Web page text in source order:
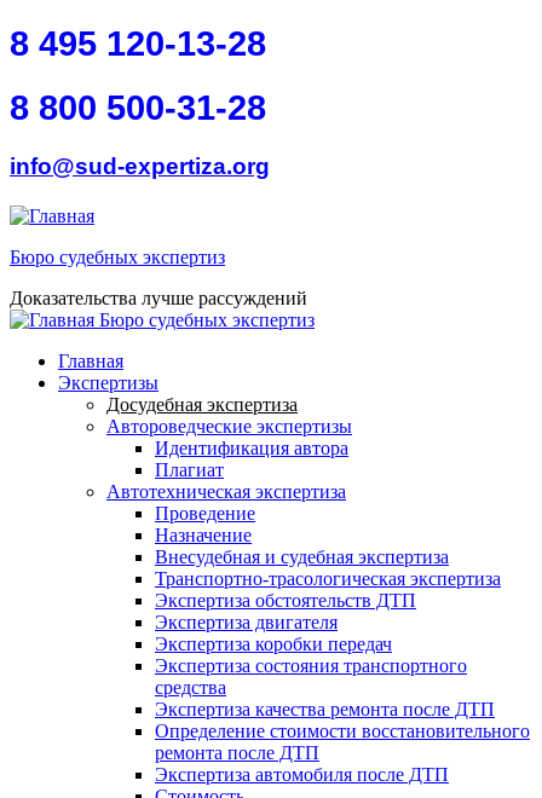
Перейти к основному содержанию
Skip to search
8 495 120-13-28
8 800 500-31-28
info@sud-expertiza.org
Бюро судебных экспертиз
Доказательства лучше рассуждений
Бюро судебных экспертиз
Главное меню
Главная
Экспертизы
Досудебная экспертиза
Автороведческие экспертизы
Идентификация автора
Плагиат
Автотехническая экспертиза
Проведение
Назначение
Внесудебная и судебная экспертиза
Транспортно-трасологическая экспертиза
Экспертиза обстоятельств ДТП
Экспертиза двигателя
Экспертиза коробки передач
Экспертиза состояния транспортного
средства
Экспертиза качества ремонта после ДТП
Определение стоимости восстановительного
ремонта после ДТП
Экспертиза автомобиля после ДТП